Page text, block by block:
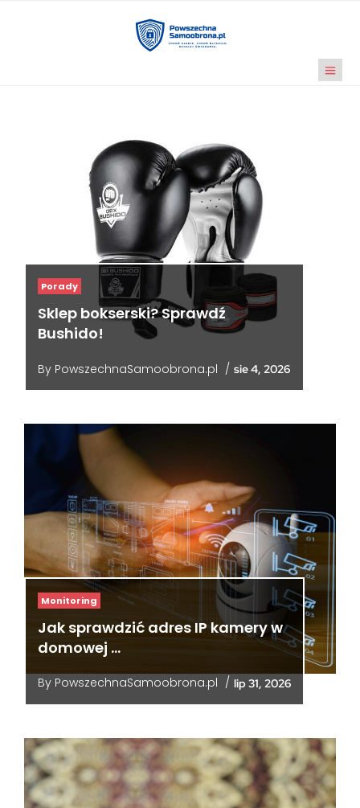
Porady
Sklep bokserski? Sprawdź
Bushido!
By PowszechnaSamoobrona.pl / sie 4, 2026
Monitoring
Jak sprawdzić adres IP kamery w
domowej …
By PowszechnaSamoobrona.pl / lip 31, 2026